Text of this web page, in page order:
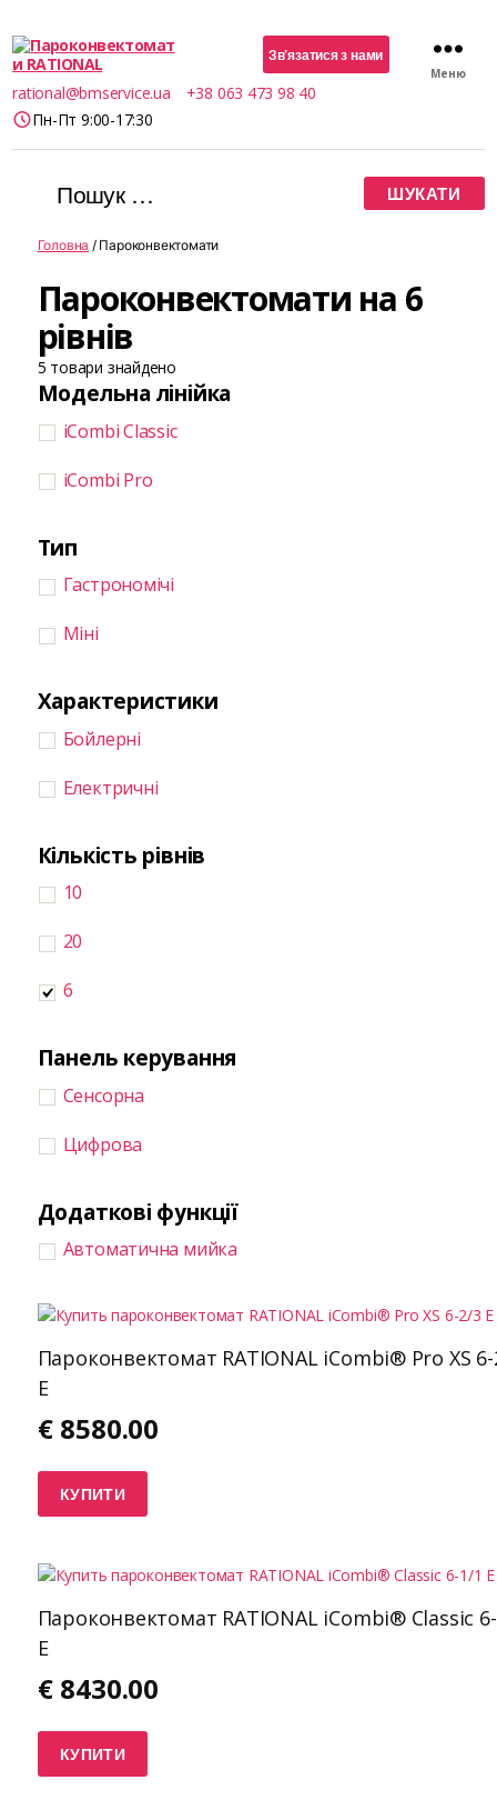
Пароконвектомати
RATIONAL
Зв’язатися з нами
rational@bmservice.ua
+38 063 473 98 40
Пн-Пт 9:00-17:30
Меню
Шукати:
Головна / Пароконвектомати
Пароконвектомати на 6
рівнів
5 товари знайдено
Модельна лінійка
iCombi Classic
iCombi Pro
Тип
Гастрономічі
Міні
Характеристики
Бойлерні
Електричні
Кількість рівнів
10
20
6
Панель керування
Сенсорна
Цифрова
Додаткові функції
Автоматична мийка
Пароконвектомат RATIONAL iCombi® Pro XS
E
€ 8580.00
КУПИТИ
Пароконвектомат RATIONAL iCombi® Classic
E
€ 8430.00
КУПИТИ